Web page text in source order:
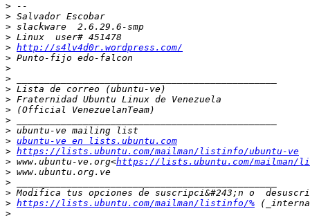
>
>
>
>
> http://s4lv4d0r.wordpress.com/
>
>
>
>
>
>
>
>
> ubuntu-ve en lists.ubuntu.com
> https://lists.ubuntu.com/mailman/listinfo/ubuntu-ve
> www.ubuntu-ve.org<https://lists.ubuntu.com/mailman/
>
>
>
> https://lists.ubuntu.com/mailman/listinfo/%
>